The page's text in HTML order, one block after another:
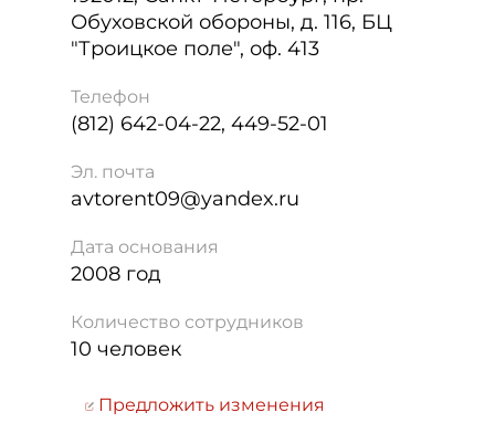
Обуховской обороны, д. 116, БЦ
"Троицкое поле", оф. 413
Телефон
(812) 642-04-22, 449-52-01
Эл. почта
avtorent09@yandex.ru
Дата основания
2008 год
Количество сотрудников
10 человек
Предложить изменения